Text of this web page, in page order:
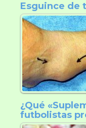
Esguince de
¿Qué
futbolistas